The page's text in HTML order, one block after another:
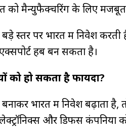
को मैन्युफैक्चरिंग के लिए मजबूत
स्तर पर भारत में निवेश
हब बन सकता है।
को हो सकता है फायदा?
भारत में निवेश बढ़ाता है,
और डिफेंस कंपनियों